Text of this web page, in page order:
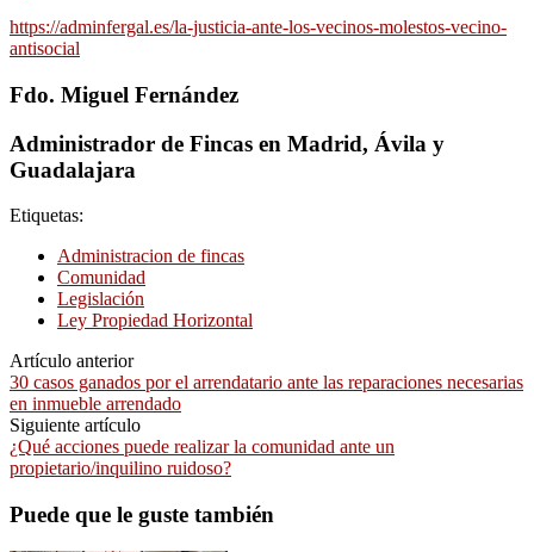
https://adminfergal.es/la-justicia-ante-los-vecinos-molestos-vecino-
antisocial
Fdo. Miguel Fernández
Administrador de Fincas en Madrid, Ávila y
Guadalajara
Etiquetas:
Administracion de fincas
Comunidad
Legislación
Ley Propiedad Horizontal
Artículo anterior
30 casos ganados por el arrendatario ante las reparaciones necesarias
en inmueble arrendado
Siguiente artículo
¿Qué acciones puede realizar la comunidad ante un
propietario/inquilino ruidoso?
Puede que le guste también